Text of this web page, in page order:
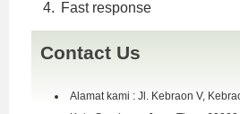
Fast response
Contact Us
Alamat kami : Jl. Kebraon V,